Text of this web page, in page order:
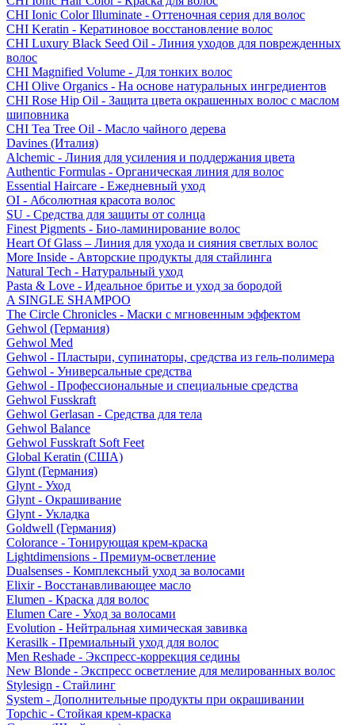
CHI Ionic Color Illuminate - Оттеночная серия для волос
CHI Keratin - Кератиновое восстановление волос
CHI Luxury Black Seed Oil - Линия уходов для поврежденных
волос
CHI Magnified Volume - Для тонких волос
CHI Olive Organics - На основе натуральных ингредиентов
CHI Rose Hip Oil - Защита цвета окрашенных волос с маслом
шиповника
CHI Tea Tree Oil - Масло чайного дерева
Davines (Италия)
Alchemic - Линия для усиления и поддержания цвета
Authentic Formulas - Органическая линия для волос
Essential Haircare - Eжедневный уход
OI - Абсолютная красота волос
SU - Средства для защиты от солнца
Finest Pigments - Био-ламинирование волос
Heart Of Glass – Линия для ухода и сияния светлых волос
More Inside - Авторские продукты для стайлинга
Natural Tech - Натуральный уход
Pasta & Love - Идеальное бритье и уход за бородой
A SINGLE SHAMPOO
The Circle Chronicles - Маски с мгновенным эффектом
Gehwol (Германия)
Gehwol Med
Gehwol - Пластыри, супинаторы, средства из гель-полимера
Gehwol - Универсальные средства
Gehwol - Профессиональные и специальные средства
Gehwol Fusskraft
Gehwol Gerlasan - Средства для тела
Gehwol Balance
Gehwol Fusskraft Soft Feet
Global Keratin (США)
Glynt (Германия)
Glynt - Уход
Glynt - Окрашивание
Glynt - Укладка
Goldwell (Германия)
Colorance - Тонирующая крем-краска
Lightdimensions - Премиум-осветление
Dualsenses - Комплексный уход за волосами
Elixir - Восстанавливающее масло
Elumen - Краска для волос
Elumen Care - Уход за волосами
Evolution - Нейтральная химическая завивка
Kerasilk - Премиальный уход для волос
Men Reshade - Экспресс-коррекция седины
New Blonde - Экспресс осветление для мелированных волос
Stylesign - Стайлинг
System - Дополнительные продукты при окрашивании
Topchic - Стойкая крем-краска